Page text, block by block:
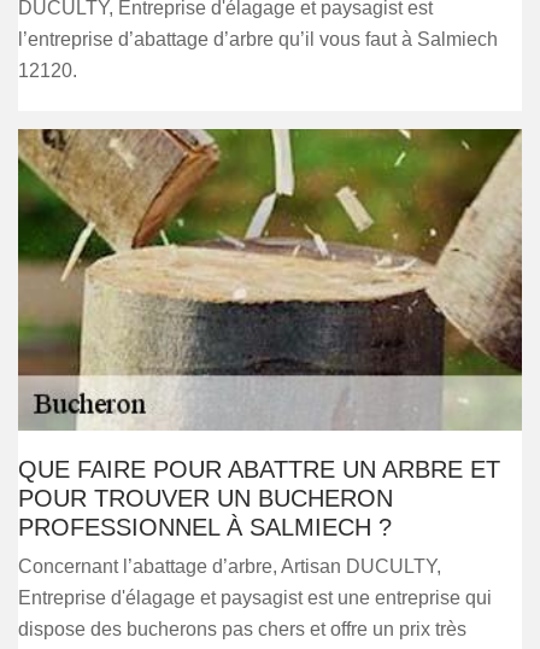
DUCULTY, Entreprise d'élagage et paysagist est
l’entreprise d’abattage d’arbre qu’il vous faut à Salmiech
12120.
QUE FAIRE POUR ABATTRE UN ARBRE ET
POUR TROUVER UN BUCHERON
PROFESSIONNEL À SALMIECH ?
Concernant l’abattage d’arbre, Artisan DUCULTY,
Entreprise d'élagage et paysagist est une entreprise qui
dispose des bucherons pas chers et offre un prix très